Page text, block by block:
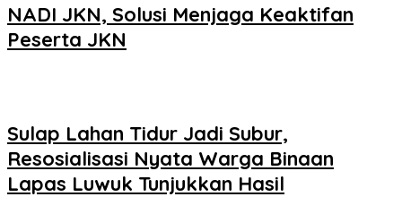
NADI JKN, Solusi Menjaga Keaktifan
Peserta JKN
Sulap Lahan Tidur Jadi Subur,
Resosialisasi Nyata Warga Binaan
Lapas Luwuk Tunjukkan Hasil